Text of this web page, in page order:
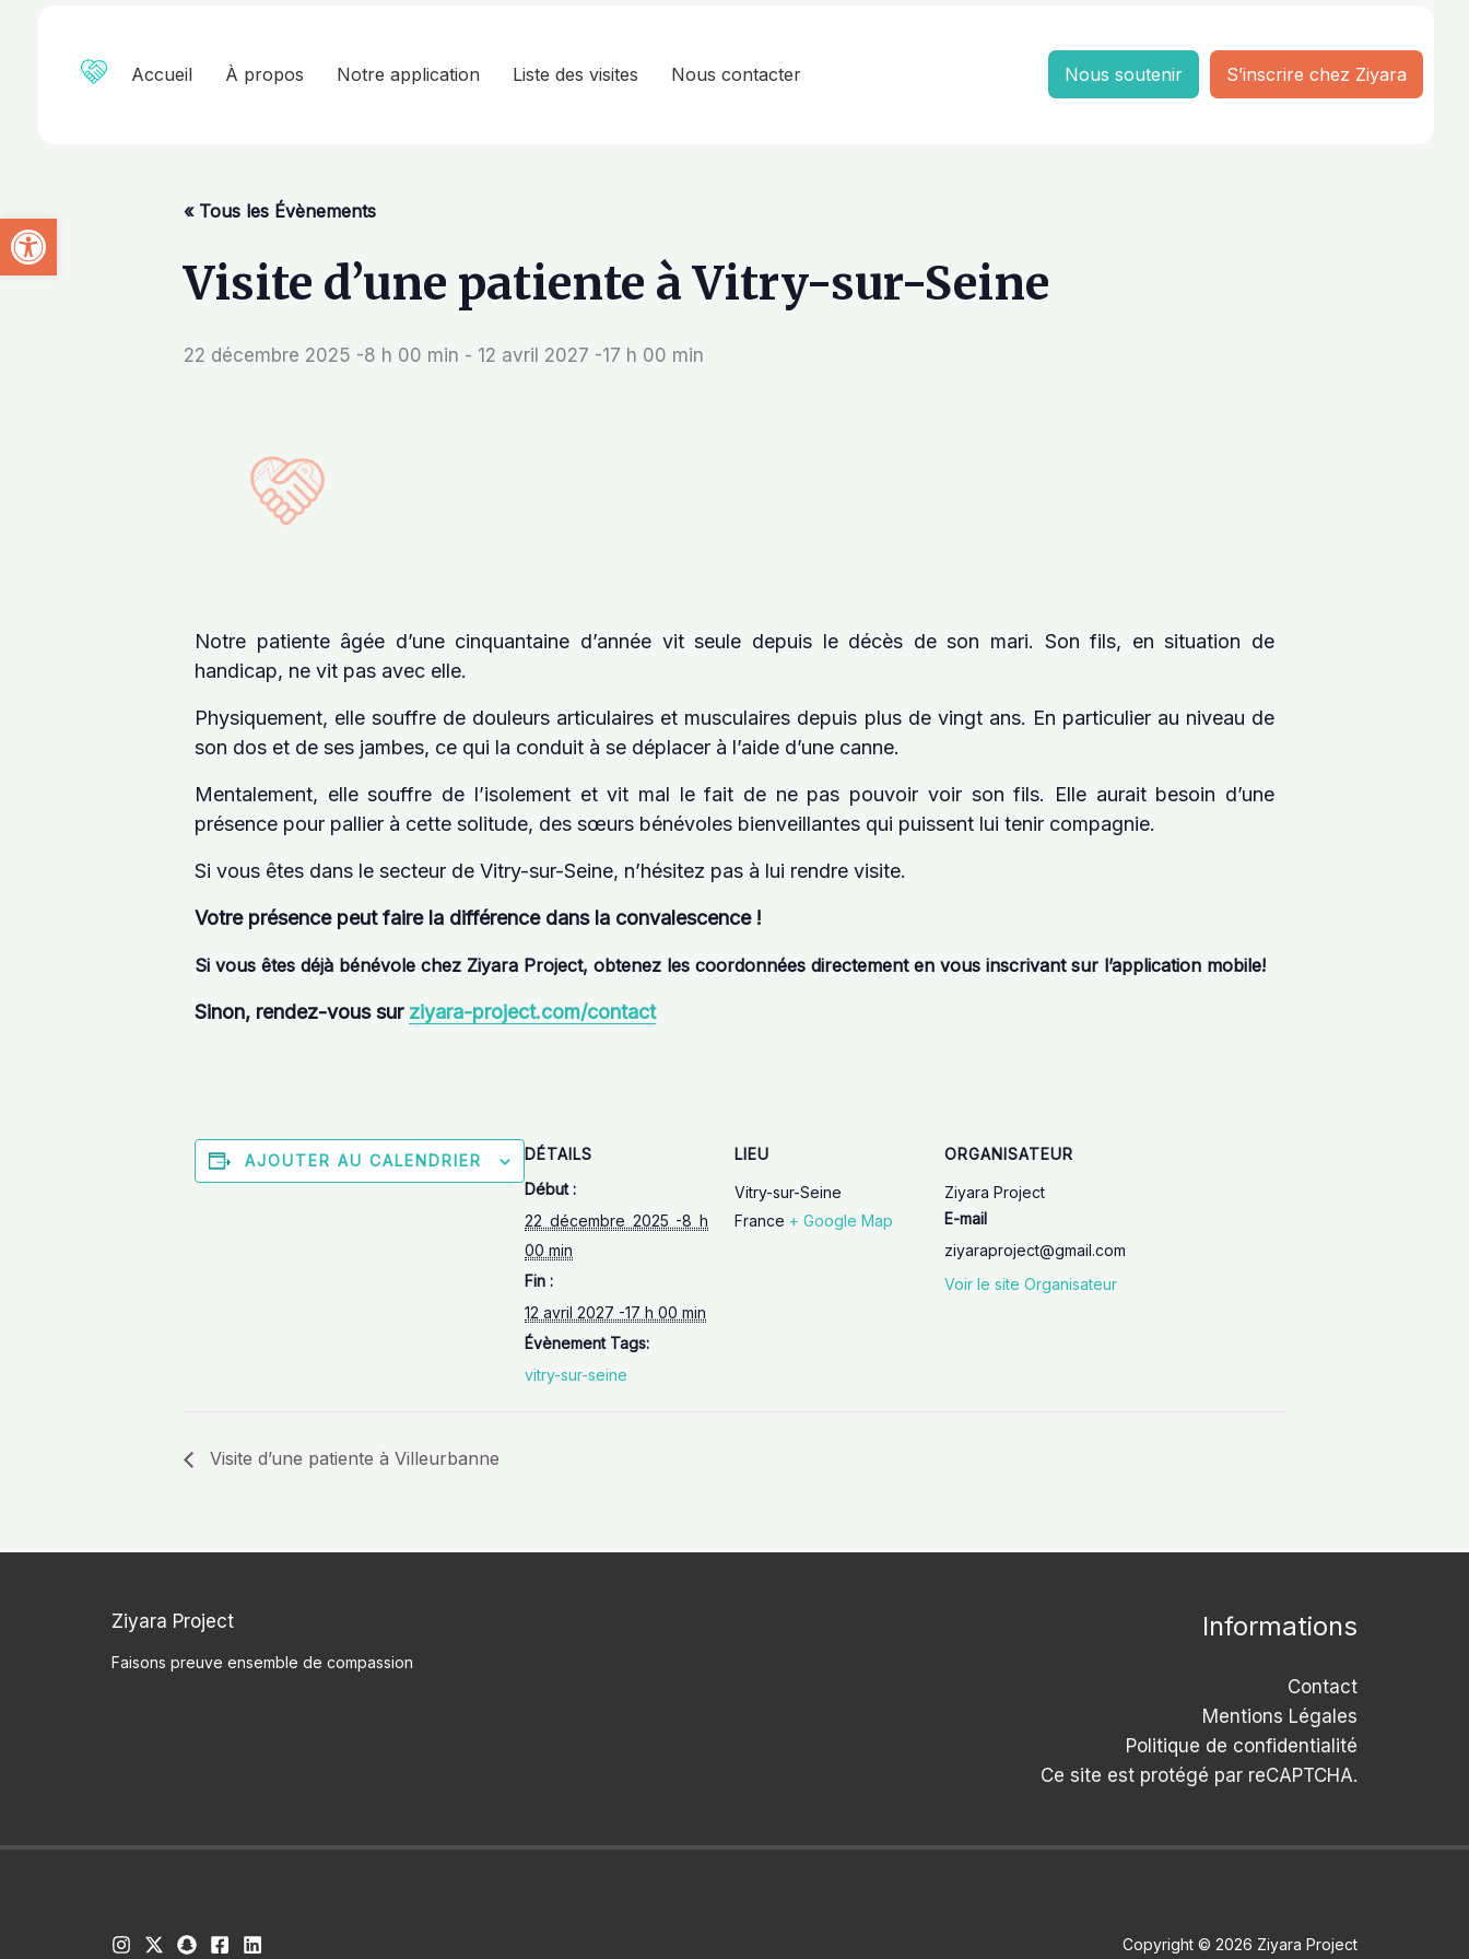
Ouvrir la barre d’outils
Accueil À propos Notre application Liste des visites Nous contacter Nous soutenir S’inscrire chez Ziyara
« Tous les Évènements
Visite d’une patiente à Vitry-sur-Seine
22 décembre 2025 -8 h 00 min - 12 avril 2027 -17 h 00 min
Notre patiente âgée d’une cinquantaine d’année vit seule depuis le décès de son mari. Son fils, en situation de
handicap, ne vit pas avec elle.
Physiquement, elle souffre de douleurs articulaires et musculaires depuis plus de vingt ans. En particulier au niveau de
son dos et de ses jambes, ce qui la conduit à se déplacer à l’aide d’une canne.
Mentalement, elle souffre de l’isolement et vit mal le fait de ne pas pouvoir voir son fils. Elle aurait besoin d’une
présence pour pallier à cette solitude, des sœurs bénévoles bienveillantes qui puissent lui tenir compagnie.
Si vous êtes dans le secteur de Vitry-sur-Seine, n’hésitez pas à lui rendre visite.
Votre présence peut faire la différence dans la convalescence !
Si vous êtes déjà bénévole chez Ziyara Project, obtenez les coordonnées directement en vous inscrivant sur l’application mobile!
Sinon, rendez-vous sur ziyara-project.com/contact
AJOUTER AU CALENDRIER
DÉTAILS
Début :
22 décembre 2025 -8 h
00 min
Fin :
12 avril 2027 -17 h 00 min
Évènement Tags:
vitry-sur-seine
LIEU
Vitry-sur-Seine
France + Google Map
ORGANISATEUR
Ziyara Project
E-mail
ziyaraproject@gmail.com
Voir le site Organisateur
Visite d’une patiente à Villeurbanne
Ziyara Project
Faisons preuve ensemble de compassion
Informations
Contact
Mentions Légales
Politique de confidentialité
Ce site est protégé par reCAPTCHA.
Copyright © 2026 Ziyara Project